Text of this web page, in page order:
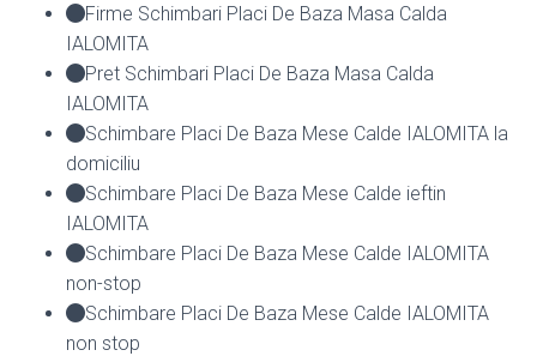
Firme Schimbari Placi De Baza Masa Calda
IALOMITA
Pret Schimbari Placi De Baza Masa Calda
IALOMITA
Schimbare Placi De Baza Mese Calde IALOMITA la
domiciliu
Schimbare Placi De Baza Mese Calde ieftin
IALOMITA
Schimbare Placi De Baza Mese Calde IALOMITA
non-stop
Schimbare Placi De Baza Mese Calde IALOMITA
non stop